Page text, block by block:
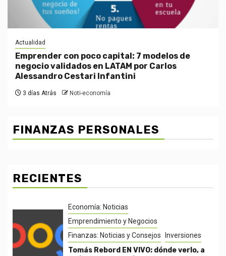
Actualidad
Emprender con poco capital: 7 modelos de
negocio validados en LATAM por Carlos
Alessandro Cestari Infantini
3 días Atrás Noti-economía
FINANZAS PERSONALES
RECIENTES
Economía: Noticias
Emprendimiento y Negocios
Finanzas: Noticias y Consejos
Inversiones
Tomás Rebord EN VIVO: dónde verlo, a